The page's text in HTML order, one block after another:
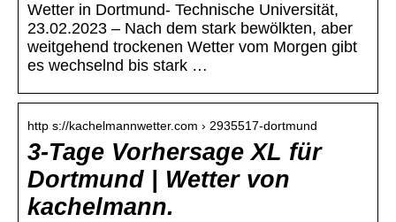
Wetter in Dortmund- Technische Universität,
23.02.2023 – Nach dem stark bewölkten, aber
weitgehend trockenen Wetter vom Morgen gibt
es wechselnd bis stark …
http s://kachelmannwetter.com › 2935517-dortmund
3-Tage Vorhersage XL für
Dortmund | Wetter von
kachelmann.